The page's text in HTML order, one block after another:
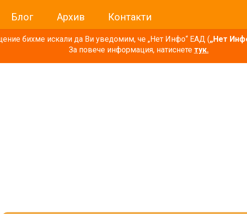
Блог Архив Контакти
бихме искали да Ви уведомим, че „Нет Инфо“ ЕАД („Нет
За повече информация, натиснете тук.